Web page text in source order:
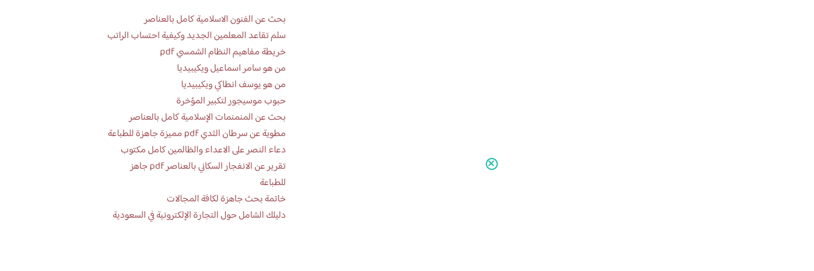
بحث عن الفنون الاسلامية كامل بالعناصر
سلم تقاعد المعلمين الجديد وكيفية احتساب الراتب
خريطة مفاهيم النظام الشمسي pdf
من هو سامر اسماعيل ويكيبيديا
من هو يوسف انطاكي ويكيبيديا
حبوب موسيجور لتكبير المؤخرة
بحث عن المنمنمات الإسلامية كامل بالعناصر
مطوية عن سرطان الثدي pdf مميزة جاهزة للطباعة
دعاء النصر على الاعداء والظالمين كامل مكتوب
تقرير عن الانفجار السكاني بالعناصر pdf جاهز
للطباعة
خاتمة بحث جاهزة لكافة المجالات
دليلك الشامل حول التجارة الإلكترونية في السعودية